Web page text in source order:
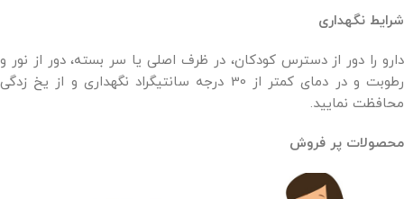
شرایط نگهداری
دارو را دور از دسترس کودکان، در ظرف اصلی یا سر بسته، دور از نور و
رطوبت و در دمای کمتر از 30 درجه سانتیگراد نگهداری و از یخ زدگی
محافظت نمایید.
محصولات پر فروش